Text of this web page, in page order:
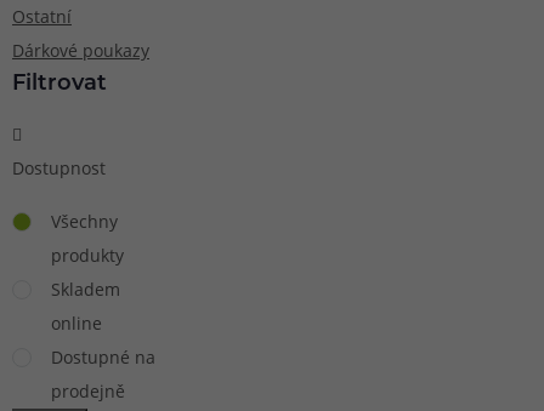
Ostatní
Dárkové poukazy
Filtrovat
Dostupnost
Všechny
produkty
Skladem
online
Dostupné na
prodejně